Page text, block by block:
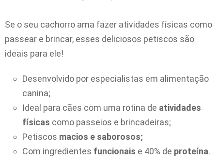
Se o seu cachorro ama fazer atividades físicas como
passear e brincar, esses deliciosos petiscos são
ideais para ele!
Desenvolvido por especialistas em alimentação
canina;
Ideal para cães com uma rotina de atividades
físicas como passeios e brincadeiras;
Petiscos macios e saborosos;
Com ingredientes funcionais e 40% de proteína.